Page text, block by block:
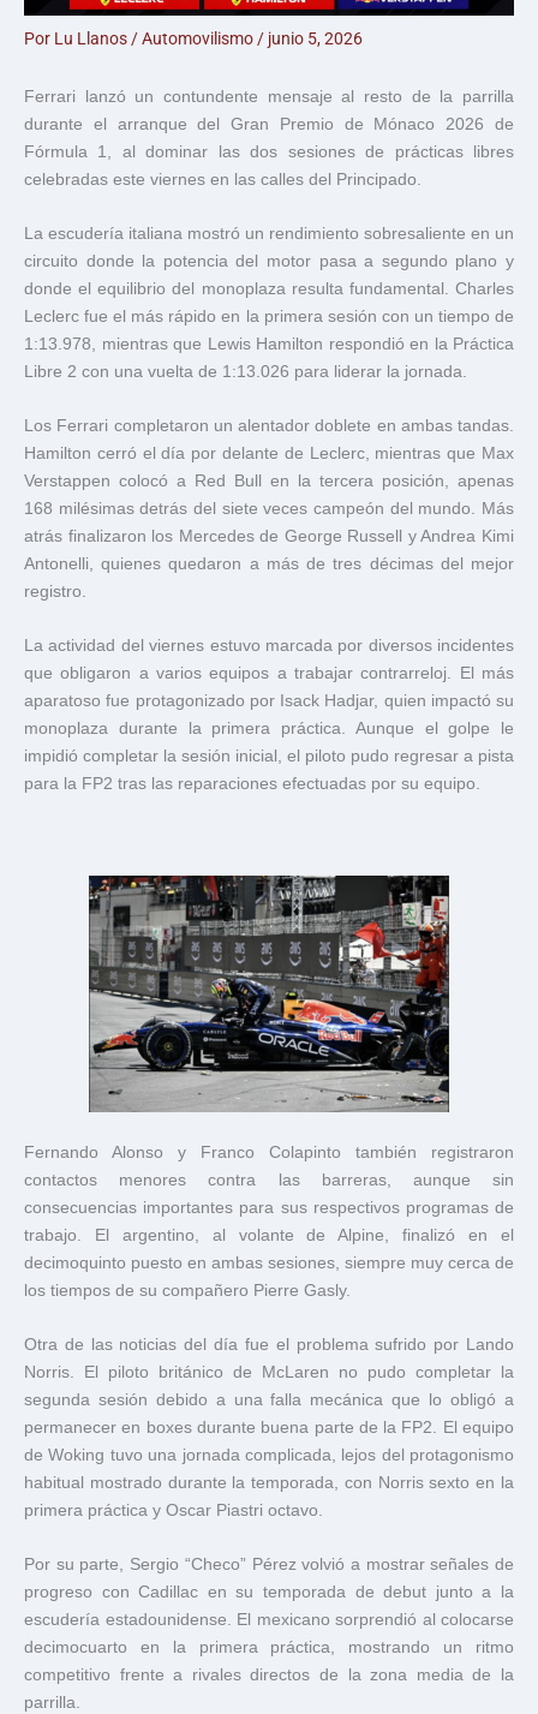
Por Lu Llanos /Automovilismo / junio 5, 2026
Ferrari lanzó un contundente mensaje al resto de la parrilla
durante el arranque del Gran Premio de Mónaco 2026 de
Fórmula 1, al dominar las dos sesiones de prácticas libres
celebradas este viernes en las calles del Principado.
La escudería italiana mostró un rendimiento sobresaliente en un
circuito donde la potencia del motor pasa a segundo plano y
donde el equilibrio del monoplaza resulta fundamental. Charles
Leclerc fue el más rápido en la primera sesión con un tiempo de
1:13.978, mientras que Lewis Hamilton respondió en la Práctica
Libre 2 con una vuelta de 1:13.026 para liderar la jornada.
Los Ferrari completaron un alentador doblete en ambas tandas.
Hamilton cerró el día por delante de Leclerc, mientras que Max
Verstappen colocó a Red Bull en la tercera posición, apenas
168 milésimas detrás del siete veces campeón del mundo. Más
atrás finalizaron los Mercedes de George Russell y Andrea Kimi
Antonelli, quienes quedaron a más de tres décimas del mejor
registro.
La actividad del viernes estuvo marcada por diversos incidentes
que obligaron a varios equipos a trabajar contrarreloj. El más
aparatoso fue protagonizado por Isack Hadjar, quien impactó su
monoplaza durante la primera práctica. Aunque el golpe le
impidió completar la sesión inicial, el piloto pudo regresar a pista
para la FP2 tras las reparaciones efectuadas por su equipo.
Fernando Alonso y Franco Colapinto también registraron
contactos menores contra las barreras, aunque sin
consecuencias importantes para sus respectivos programas de
trabajo. El argentino, al volante de Alpine, finalizó en el
decimoquinto puesto en ambas sesiones, siempre muy cerca de
los tiempos de su compañero Pierre Gasly.
Otra de las noticias del día fue el problema sufrido por Lando
Norris. El piloto británico de McLaren no pudo completar la
segunda sesión debido a una falla mecánica que lo obligó a
permanecer en boxes durante buena parte de la FP2. El equipo
de Woking tuvo una jornada complicada, lejos del protagonismo
habitual mostrado durante la temporada, con Norris sexto en la
primera práctica y Oscar Piastri octavo.
Por su parte, Sergio “Checo” Pérez volvió a mostrar señales de
progreso con Cadillac en su temporada de debut junto a la
escudería estadounidense. El mexicano sorprendió al colocarse
decimocuarto en la primera práctica, mostrando un ritmo
competitivo frente a rivales directos de la zona media de la
parrilla.